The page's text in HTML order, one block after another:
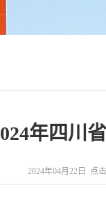
年四川
2024年04月22日 点击